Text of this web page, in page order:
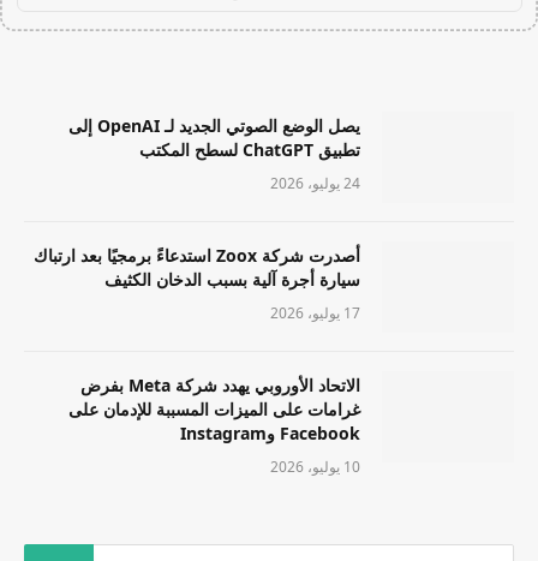
يصل الوضع الصوتي الجديد لـ OpenAI إلى
تطبيق ChatGPT لسطح المكتب
24 يوليو، 2026
أصدرت شركة Zoox استدعاءً برمجيًا بعد ارتباك
سيارة أجرة آلية بسبب الدخان الكثيف
17 يوليو، 2026
الاتحاد الأوروبي يهدد شركة Meta بفرض
غرامات على الميزات المسببة للإدمان على
Facebook وInstagram
10 يوليو، 2026